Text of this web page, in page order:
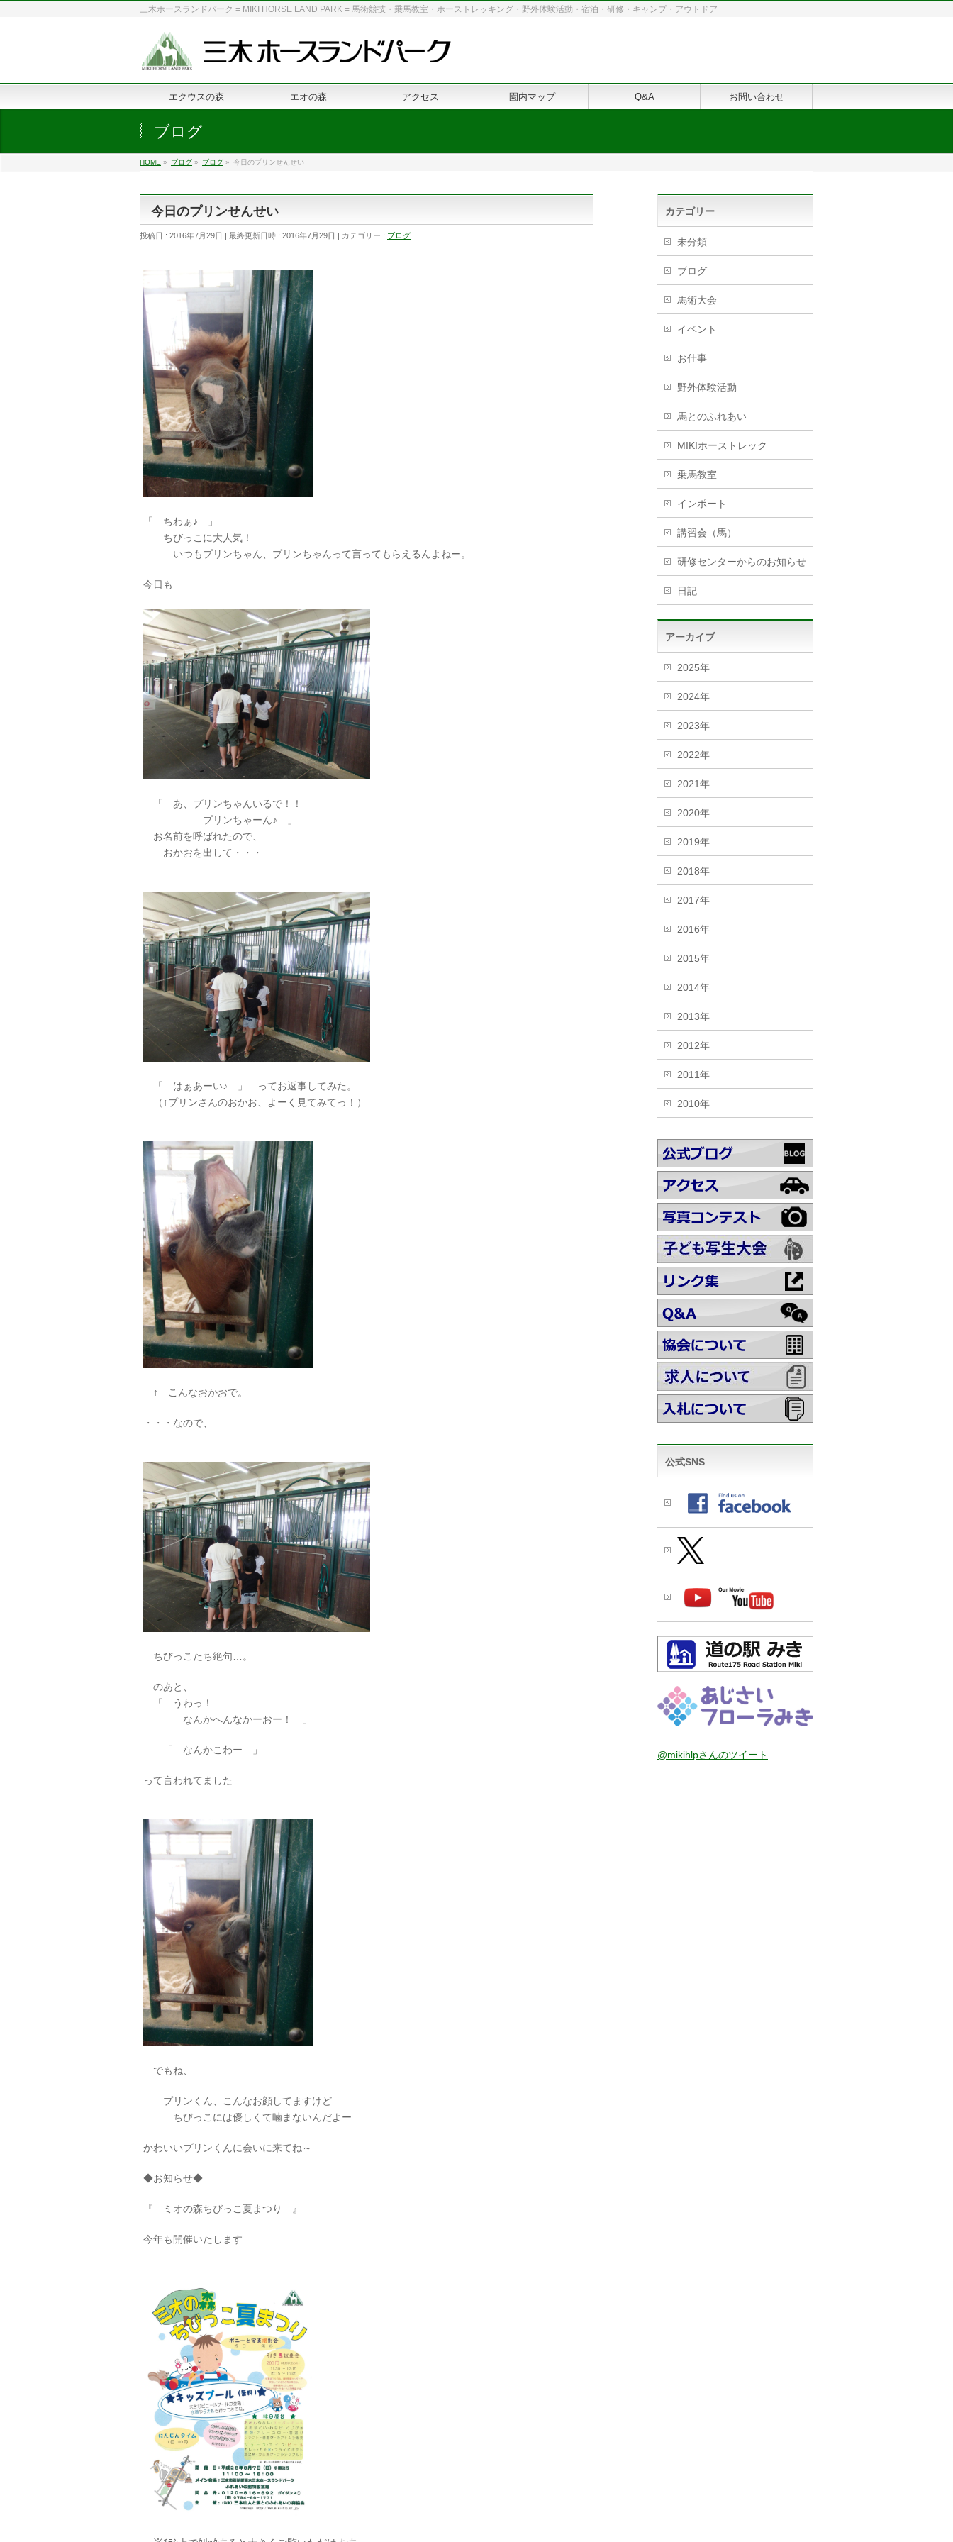
三木ホースランドパーク = MIKI HORSE LAND PARK = 馬術競技・乗馬教室・ホーストレッキング・野外体験活動・宿泊・研修・キャンプ・アウトドア
エクウスの森 エオの森 アクセス 園内マップ Q&A お問い合わせ
ブログ
HOME » ブログ » ブログ » 今日のプリンせんせい
今日のプリンせんせい
投稿日 : 2016年7月29日 最終更新日時 : 2016年7月29日 カテゴリー : ブログ
「 ちわぁ♪ 」
ちびっこに大人気！
いつもプリンちゃん、プリンちゃんって言ってもらえるんよねー。
今日も
「 あ、プリンちゃんいるで！！
プリンちゃーん♪ 」
お名前を呼ばれたので、
おかおを出して・・・
「 はぁあーい♪ 」 ってお返事してみた。
（↑プリンさんのおかお、よーく見てみてっ！）
↑ こんなおかおで。
・・・なので、
ちびっこたち絶句…。
のあと、
「 うわっ！
なんかへんなかーおー！ 」
「 なんかこわー 」
って言われてました
でもね、
プリンくん、こんなお顔してますけど…
ちびっこには優しくて噛まないんだよー
かわいいプリンくんに会いに来てね～
◆お知らせ◆
『 ミオの森ちびっこ夏まつり 』
今年も開催いたします
カテゴリー
未分類
ブログ
馬術大会
イベント
お仕事
野外体験活動
馬とのふれあい
MIKIホーストレック
乗馬教室
インポート
講習会（馬）
研修センターからのお知らせ
日記
アーカイブ
2025年
2024年
2023年
2022年
2021年
2020年
2019年
2018年
2017年
2016年
2015年
2014年
2013年
2012年
2011年
2010年
公式SNS
@mikihlpさんのツイート